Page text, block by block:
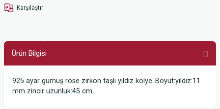
Karşılaştır
Ürün Bilgisi
925 ayar gümüş rose zirkon taşlı yıldız kolye..Boyut:yıldız:11
mm zincir uzunluk:45 cm